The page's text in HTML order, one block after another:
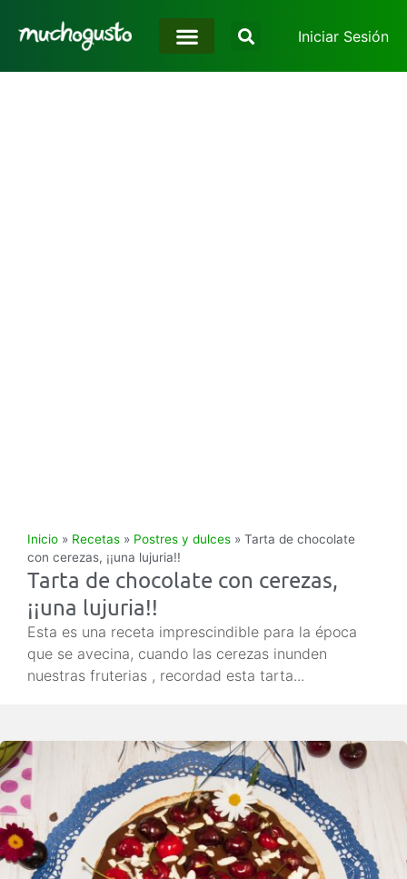
Iniciar Sesión
Inicio » Recetas » Postres y dulces » Tarta de chocolate
con cerezas, ¡¡una lujuria!!
Tarta de chocolate con cerezas,
¡¡una lujuria!!
Esta es una receta imprescindible para la época
que se avecina, cuando las cerezas inunden
nuestras fruterias , recordad esta tarta...